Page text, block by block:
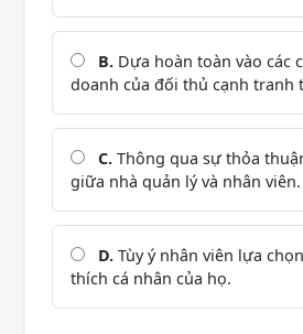
B. Dựa hoàn toàn vào các
doanh của đối thủ cạnh tranh
C. Thông qua sự thỏa
giữa nhà quản lý và nhân viên.
D. Tùy ý nhân viên lựa
thích cá nhân của họ.